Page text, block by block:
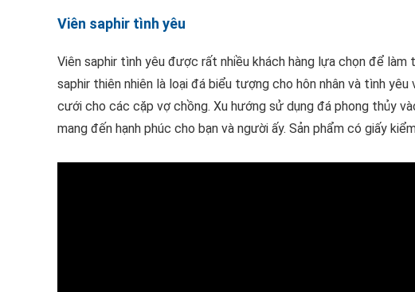
Viên saphir tình yêu
Viên saphir tình yêu được rất nhiều khách hàng lựa chọn để
saphir thiên nhiên là loại đá biểu tượng cho hôn nhân và tình
cưới cho các cặp vợ chồng. Xu hướng sử dụng đá phong thủy
mang đến hạnh phúc cho bạn và người ấy. Sản phẩm có giấy